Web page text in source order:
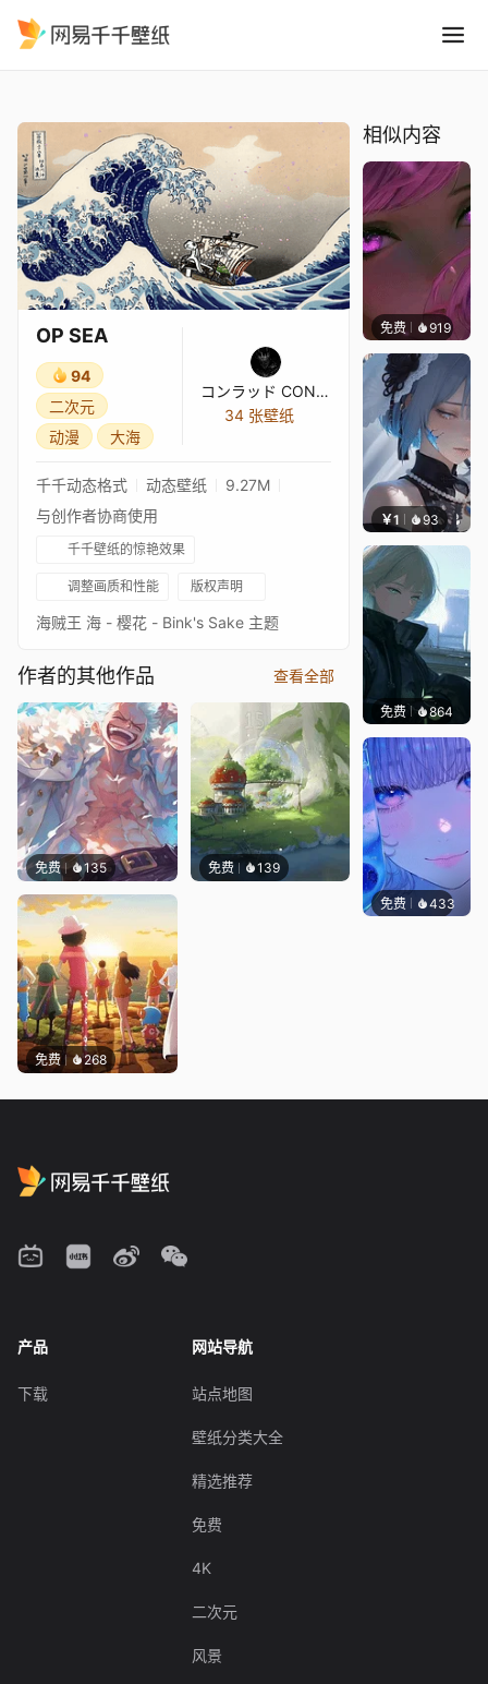
OP SEA
94
二次元
动漫
大海
コンラッド CONRAD
34 张壁纸
千千动态格式 动态壁纸
9.27M
与创作者协商使用
千千壁纸的惊艳效果
调整画质和性能 版权声明
海贼王 海 - 樱花 - Bink's Sake 主题
作者的其他作品 查看全部
免费 135 免费 139
免费 268
相似内容
免费 919辰东
￥1 93 辰东
免费 864辰东
免费 433辰东
产品
下载
网站导航
站点地图
壁纸分类大全
精选推荐
免费
4K
二次元
风景